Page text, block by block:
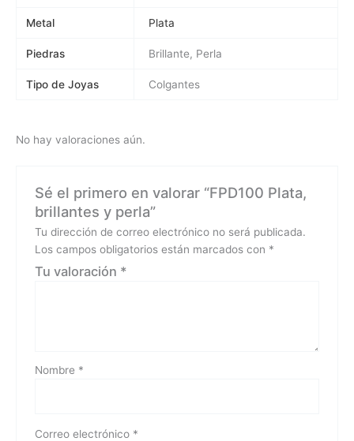
Metal Plata
Piedras Brillante, Perla
Tipo de Joyas Colgantes
No hay valoraciones aún.
Sé el primero en valorar “FPD100 Plata,
brillantes y perla”
Tu dirección de correo electrónico no será publicada.
Los campos obligatorios están marcados con *
Tu valoración *
Nombre *
Correo electrónico *